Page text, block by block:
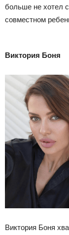
больше не хотел
совместном
Виктория Боня
Виктория Боня